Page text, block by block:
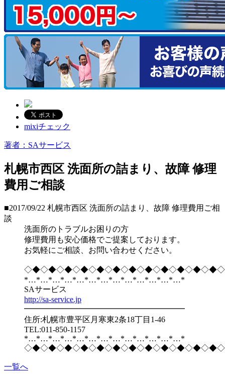
mixiチェック
著者：SAサービス
札幌市西区 洗面所の詰まり、故障 修理
費用ご相談
■2017/09/22 札幌市西区 洗面所の詰まり、故障 修理費用ご相
談
洗面所のトラブルお困りの方
修理費用も安心価格でご提案しております。
お気軽にご相談、お問い合わせください。
*…*…*…*…*…*…*…*…*…*…*…*…*…*
SAサービス
http://sa-service.jp
━━━━━━━━━━━━━━━━━━━━
住所:札幌市豊平区月寒東2条18丁目1-46
TEL:011-850-1157
*…*…*…*…*…*…*…*…*…*…*…*…*…*
一覧へ